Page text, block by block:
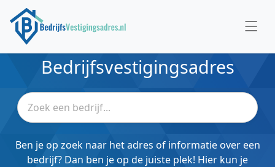
Bedrijfsvestigingsadres
Ben je op zoek naar het adres of informatie over een
bedrijf? Dan ben je op de juiste plek! Hier kun je